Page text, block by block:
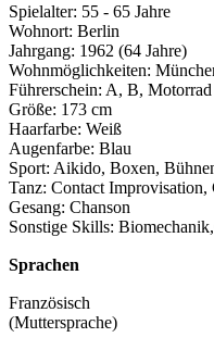
Spielalter: 55 - 65 Jahre
Wohnort: Berlin
Jahrgang: 1962 (64 Jahre)
Wohnmöglichkeiten:
Führerschein: A, B, Motorrad
Größe: 173 cm
Haarfarbe: Weiß
Augenfarbe: Blau
Sport: Aikido, Boxen,
Tanz: Contact Improvisation,
Gesang: Chanson
Sonstige Skills:
Sprachen
Französisch
(Muttersprache)